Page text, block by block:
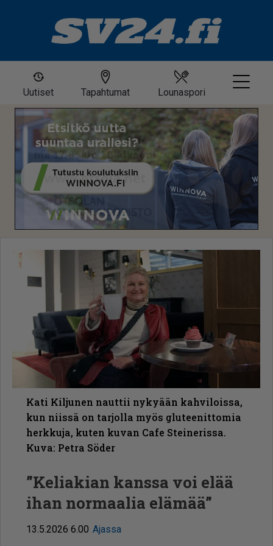
Uutiset Tapahtumat Lounaspori
Kati Kiljunen nauttii nykyään kahviloissa,
kun niissä on tarjolla myös gluteenittomia
herkkuja, kuten kuvan Cafe Steinerissa.
Kuva: Petra Söder
”Keliakian kanssa voi elää
ihan normaalia elämää”
13.5.2026 6.00 Ajassa